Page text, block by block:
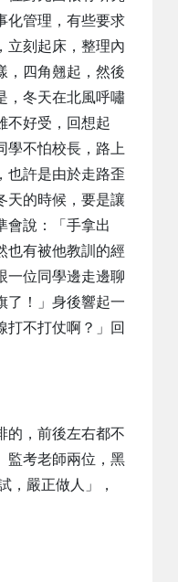
化管理，有些要求
立刻起床，整理內
，四角翹起，然後
，冬天在北風呼嘯
不好受，回想起
學不怕校長，路上
也許是由於走路歪
天的時候，要是讓
會說：「手拿出
也有被他教訓的經
一位同學邊走邊聊
了！」身後響起一
打不打仗啊？」回
的，前後左右都不
監考老師兩位，黑
，嚴正做人」，